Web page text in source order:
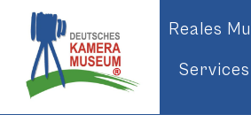
Reales
Services